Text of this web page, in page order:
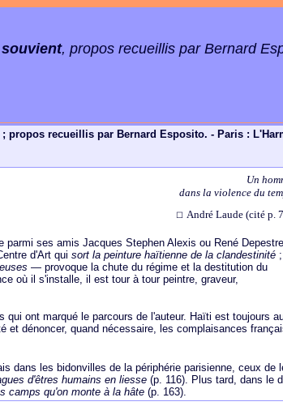
, propos recueillis par Bernard
recueillis par Bernard Esposito. - Paris :
Un
dans la violence du
☐ André Laude (cité p.
ses amis Jacques Stephen Alexis ou René
d'Art qui sort la peinture haïtienne de la clandestinité ;
— provoque la chute du régime et la destitution du
où il s'installe, il est tour à tour peintre, graveur,
ont marqué le parcours de l'auteur. Haïti est toujours
dénoncer, quand nécessaire, les complaisances
dans les bidonvilles de la périphérie parisienne, ceux de
d'êtres humains en liesse (p. 116). Plus tard, dans le
camps qu'on monte à la hâte (p. 163).